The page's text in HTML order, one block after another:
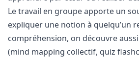
Le travail en groupe apporte un
expliquer une notion à quelqu’un
compréhension, on découvre
(mind mapping collectif, quiz